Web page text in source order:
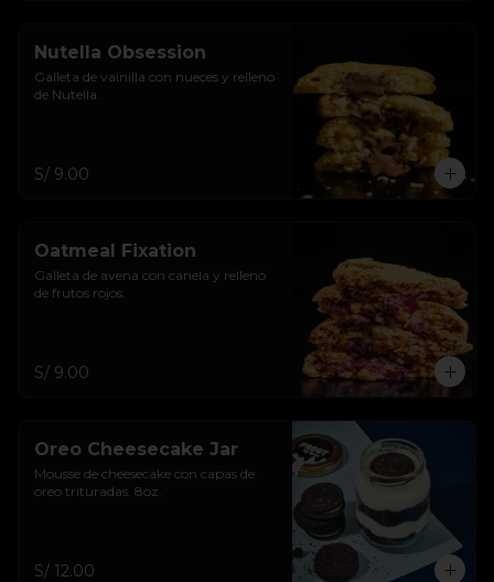
Nutella Obsession
Galleta de vainilla con nueces y relleno
de Nutella.
S/ 9.00
Oatmeal Fixation
Galleta de avena con canela y relleno
de frutos rojos.
S/ 9.00
Oreo Cheesecake Jar
Mousse de cheesecake con capas de
oreo trituradas. 8oz.
S/ 12.00